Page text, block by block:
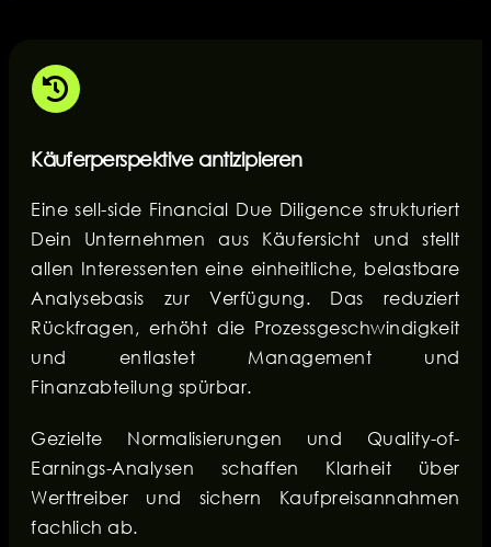
Käuferperspektive antizipieren
Eine sell-side Financial Due Diligence strukturiert
Dein Unternehmen aus Käufersicht und stellt
allen Interessenten eine einheitliche, belastbare
Analysebasis zur Verfügung. Das reduziert
Rückfragen, erhöht die Prozessgeschwindigkeit
und entlastet Management und
Finanzabteilung spürbar.
Gezielte Normalisierungen und Quality-of-
Earnings-Analysen schaffen Klarheit über
Werttreiber und sichern Kaufpreisannahmen
fachlich ab.